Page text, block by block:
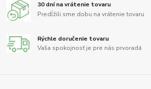
30 dní na vrátenie tovaru
Predĺžili sme dobu na vrátenie tovaru
Rýchle doručenie tovaru
Vaša spokojnosť je pre nás prvoradá